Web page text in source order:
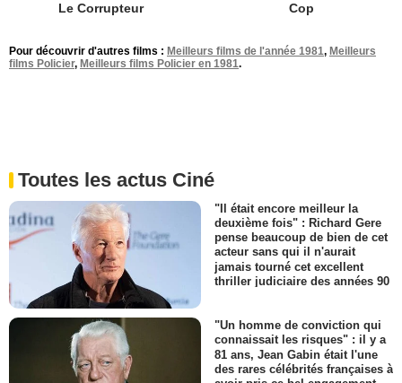
Le Corrupteur Cop
Pour découvrir d'autres films : Meilleurs films de l'année 1981, Meilleurs
films Policier, Meilleurs films Policier en 1981.
Toutes les actus Ciné
"Il était encore meilleur la
deuxième fois" : Richard Gere
pense beaucoup de bien de cet
acteur sans qui il n'aurait
jamais tourné cet excellent
thriller judiciaire des années 90
"Un homme de conviction qui
connaissait les risques" : il y a
81 ans, Jean Gabin était l'une
des rares célébrités françaises à